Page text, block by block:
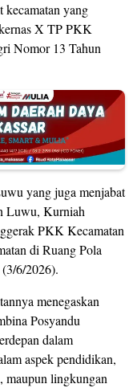
yang
X TP PKK
Nomor 13 Tahun
yang juga menjabat
Luwu, Kurniah
PKK Kecamatan
di Ruang Pola
6/2026).
menegaskan
Posyandu
dalam
aspek pendidikan,
maupun lingkungan